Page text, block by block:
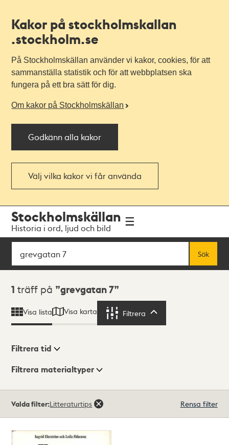
Kakor på stockholmskallan
.stockholm.se
På Stockholmskällan använder vi kakor, cookies, för att
sammanställa statistik och för att webbplatsen ska
fungera på ett bra sätt för dig.
Om kakor på Stockholmskällan
Godkänn alla kakor
Välj vilka kakor vi får använda
navigationen
huvudinnehållet
Stockholmskällan
Historia i ord, ljud och bild
Sök
Sök
Sökresultat
1 träff på grevgatan 7
Visa lista Visa karta Filtrera
Visningsläge
Filtrera tid
Filtrera materialtyper
träffar
Valda filter:Litteraturtips Rensa filter